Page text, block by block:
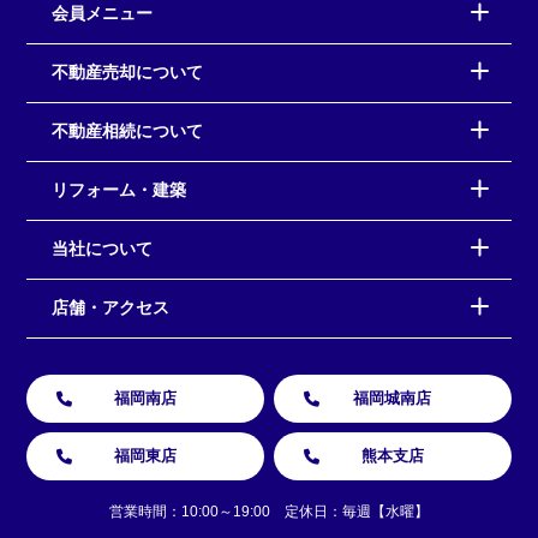
会員メニュー
不動産売却について
不動産相続について
リフォーム・建築
当社について
店舗・アクセス
福岡南店 福岡城南店
福岡東店 熊本支店
営業時間：10:00～19:00 定休日：毎週【水曜】